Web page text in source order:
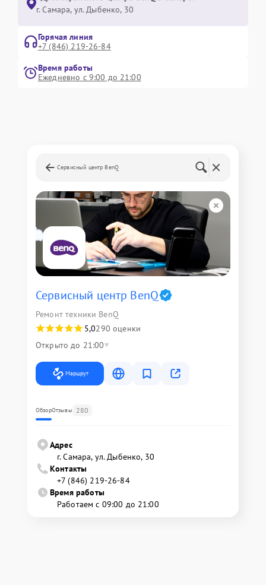
г. Самара, ул. Дыбенко, 30
Горячая линия
+7 (846) 219-26-84
Время работы
Ежедневно с 9:00 до 21:00
Сервисный центр BenQ
Сервисный центр BenQ
Ремонт техники BenQ
5,0290 оценки
Открыто до 21:00
Маршрут
ОбзорОтзывы 280
Адрес
г. Самара, ул. Дыбенко, 30
Контакты
+7 (846) 219-26-84
Время работы
Работаем с 09:00 до 21:00